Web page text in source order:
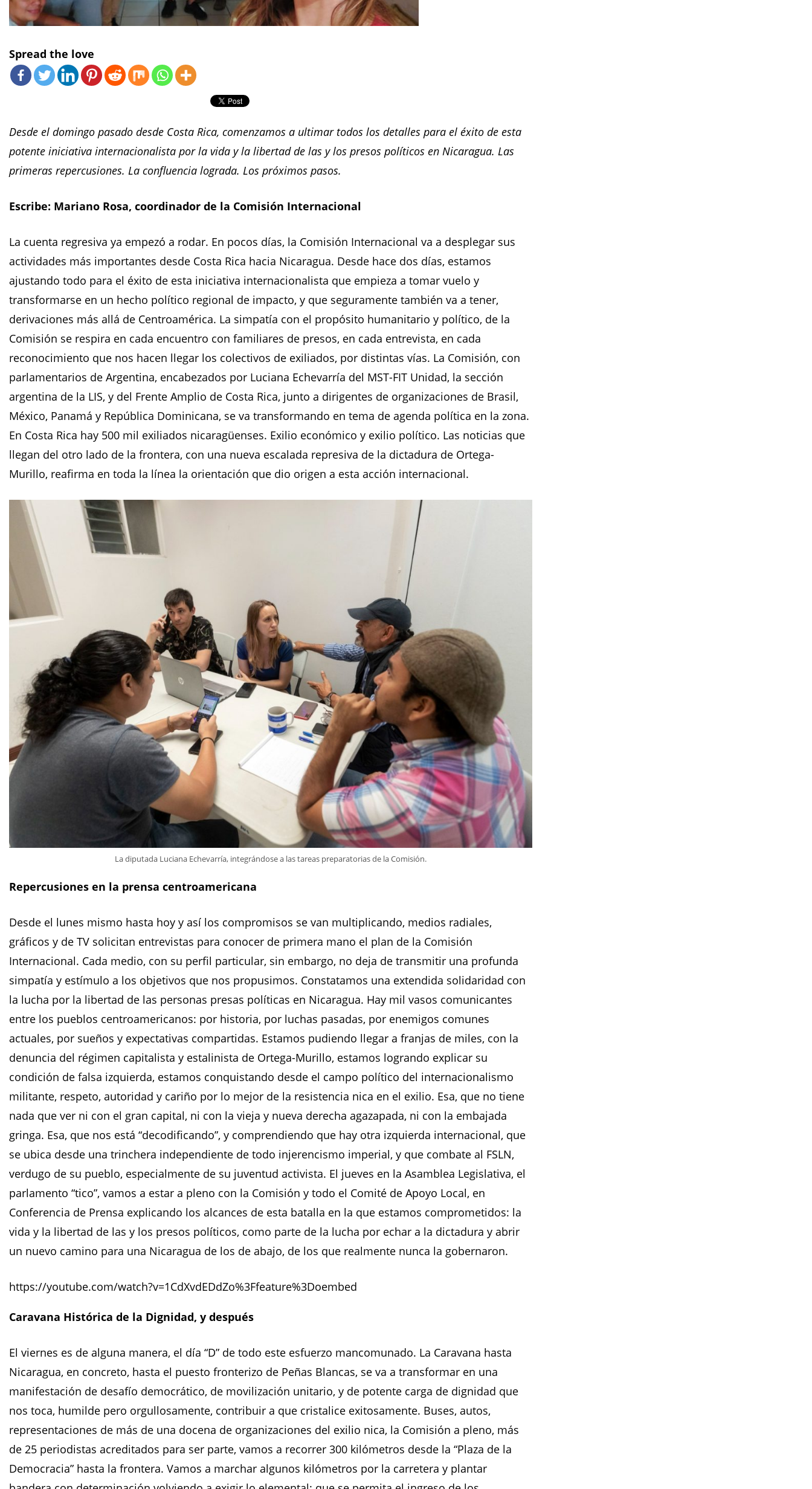
Spread the love
Desde el domingo pasado desde Costa Rica, comenzamos a ultimar todos los detalles para el éxito de esta
potente iniciativa internacionalista por la vida y la libertad de las y los presos políticos en Nicaragua. Las
primeras repercusiones. La confluencia lograda. Los próximos pasos.
Escribe: Mariano Rosa, coordinador de la Comisión Internacional
La cuenta regresiva ya empezó a rodar. En pocos días, la Comisión Internacional va a desplegar sus
actividades más importantes desde Costa Rica hacia Nicaragua. Desde hace dos días, estamos
ajustando todo para el éxito de esta iniciativa internacionalista que empieza a tomar vuelo y
transformarse en un hecho político regional de impacto, y que seguramente también va a tener,
derivaciones más allá de Centroamérica. La simpatía con el propósito humanitario y político, de la
Comisión se respira en cada encuentro con familiares de presos, en cada entrevista, en cada
reconocimiento que nos hacen llegar los colectivos de exiliados, por distintas vías. La Comisión, con
parlamentarios de Argentina, encabezados por Luciana Echevarría del MST-FIT Unidad, la sección
argentina de la LIS, y del Frente Amplio de Costa Rica, junto a dirigentes de organizaciones de Brasil,
México, Panamá y República Dominicana, se va transformando en tema de agenda política en la zona.
En Costa Rica hay 500 mil exiliados nicaragüenses. Exilio económico y exilio político. Las noticias que
llegan del otro lado de la frontera, con una nueva escalada represiva de la dictadura de Ortega-
Murillo, reafirma en toda la línea la orientación que dio origen a esta acción internacional.
La diputada Luciana Echevarría, integrándose a las tareas preparatorias de la Comisión.
Repercusiones en la prensa centroamericana
Desde el lunes mismo hasta hoy y así los compromisos se van multiplicando, medios radiales,
gráficos y de TV solicitan entrevistas para conocer de primera mano el plan de la Comisión
Internacional. Cada medio, con su perfil particular, sin embargo, no deja de transmitir una profunda
simpatía y estímulo a los objetivos que nos propusimos. Constatamos una extendida solidaridad con
la lucha por la libertad de las personas presas políticas en Nicaragua. Hay mil vasos comunicantes
entre los pueblos centroamericanos: por historia, por luchas pasadas, por enemigos comunes
actuales, por sueños y expectativas compartidas. Estamos pudiendo llegar a franjas de miles, con la
denuncia del régimen capitalista y estalinista de Ortega-Murillo, estamos logrando explicar su
condición de falsa izquierda, estamos conquistando desde el campo político del internacionalismo
militante, respeto, autoridad y cariño por lo mejor de la resistencia nica en el exilio. Esa, que no tiene
nada que ver ni con el gran capital, ni con la vieja y nueva derecha agazapada, ni con la embajada
gringa. Esa, que nos está “decodificando”, y comprendiendo que hay otra izquierda internacional, que
se ubica desde una trinchera independiente de todo injerencismo imperial, y que combate al FSLN,
verdugo de su pueblo, especialmente de su juventud activista. El jueves en la Asamblea Legislativa, el
parlamento “tico”, vamos a estar a pleno con la Comisión y todo el Comité de Apoyo Local, en
Conferencia de Prensa explicando los alcances de esta batalla en la que estamos comprometidos: la
vida y la libertad de las y los presos políticos, como parte de la lucha por echar a la dictadura y abrir
un nuevo camino para una Nicaragua de los de abajo, de los que realmente nunca la gobernaron.
https://youtube.com/watch?v=1CdXvdEDdZo%3Ffeature%3Doembed
Caravana Histórica de la Dignidad, y después
El viernes es de alguna manera, el día “D” de todo este esfuerzo mancomunado. La Caravana hasta
Nicaragua, en concreto, hasta el puesto fronterizo de Peñas Blancas, se va a transformar en una
manifestación de desafío democrático, de movilización unitario, y de potente carga de dignidad que
nos toca, humilde pero orgullosamente, contribuir a que cristalice exitosamente. Buses, autos,
representaciones de más de una docena de organizaciones del exilio nica, la Comisión a pleno, más
de 25 periodistas acreditados para ser parte, vamos a recorrer 300 kilómetros desde la “Plaza de la
Democracia” hasta la frontera. Vamos a marchar algunos kilómetros por la carretera y plantar